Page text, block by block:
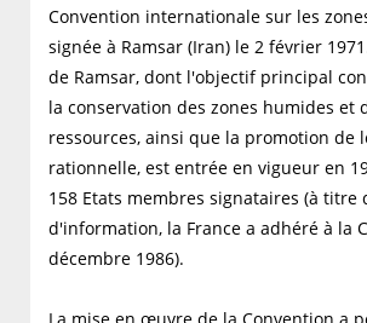
Convention internationale sur les
signée à Ramsar (Iran) le 2 février
de Ramsar, dont l'objectif principal
la conservation des zones humides et
ressources, ainsi que la promotion de
rationnelle, est entrée en vigueur en
158 Etats membres signataires (à titre
d'information, la France a adhéré à la
décembre 1986).